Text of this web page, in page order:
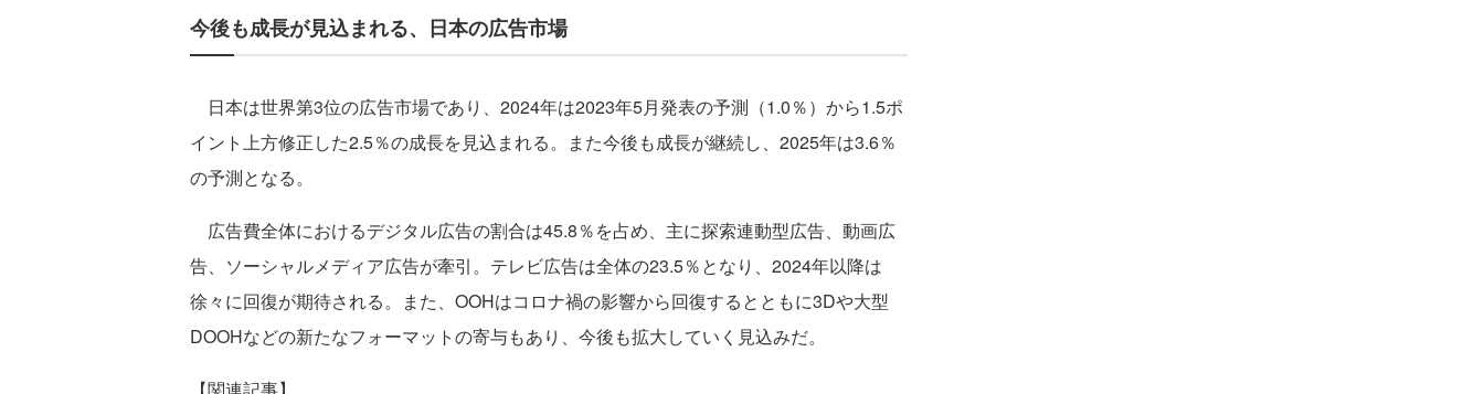
今後も成長が見込まれる、日本の広告市場
日本は世界第3位の広告市場であり、2024年は2023年5月発表の予測（1.0％）から1.5ポ
イント上方修正した2.5％の成長を見込まれる。また今後も成長が継続し、2025年は3.6％
の予測となる。
広告費全体におけるデジタル広告の割合は45.8％を占め、主に探索連動型広告、動画広
告、ソーシャルメディア広告が牽引。テレビ広告は全体の23.5％となり、2024年以降は
徐々に回復が期待される。また、OOHはコロナ禍の影響から回復するとともに3Dや大型
DOOHなどの新たなフォーマットの寄与もあり、今後も拡大していく見込みだ。
【関連記事】